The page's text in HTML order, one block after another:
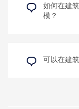
如何在建
模？
可以在建